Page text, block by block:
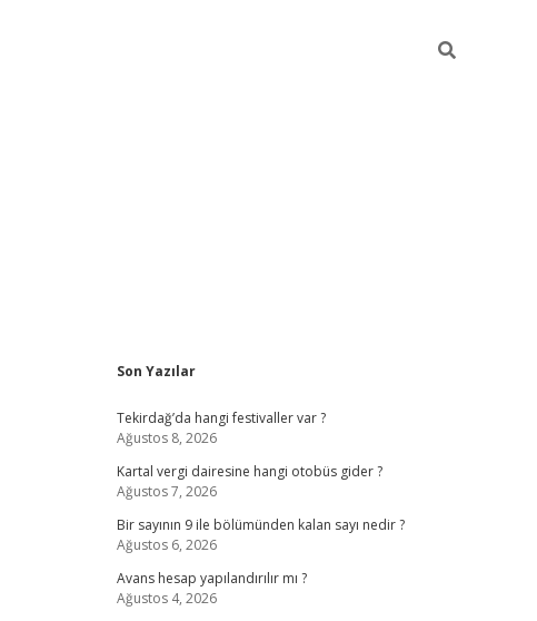
Sidebar
Son Yazılar
Tekirdağ’da hangi festivaller var ?
Ağustos 8, 2026
Kartal vergi dairesine hangi otobüs gider ?
Ağustos 7, 2026
Bir sayının 9 ile bölümünden kalan sayı nedir ?
Ağustos 6, 2026
Avans hesap yapılandırılır mı ?
Ağustos 4, 2026